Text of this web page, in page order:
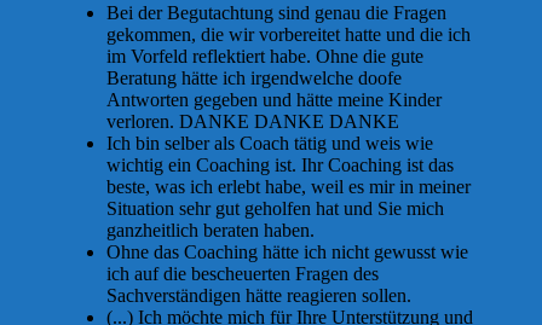
Bei der Begutachtung sind genau die Fragen
gekommen, die wir vorbereitet hatte und die ich
im Vorfeld reflektiert habe. Ohne die gute
Beratung hätte ich irgendwelche doofe
Antworten gegeben und hätte meine Kinder
verloren. DANKE DANKE DANKE
Ich bin selber als Coach tätig und weis wie
wichtig ein Coaching ist. Ihr Coaching ist das
beste, was ich erlebt habe, weil es mir in meiner
Situation sehr gut geholfen hat und Sie mich
ganzheitlich beraten haben.
Ohne das Coaching hätte ich nicht gewusst wie
ich auf die bescheuerten Fragen des
Sachverständigen hätte reagieren sollen.
(...) Ich möchte mich für Ihre Unterstützung und